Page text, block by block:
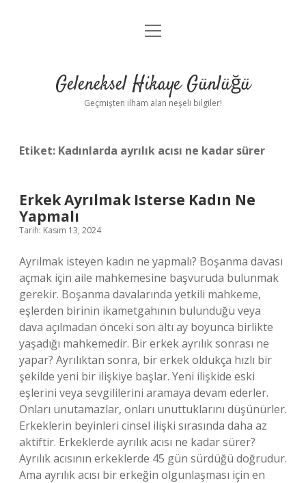
Anasayfa
Yasal Uyarı
menüyü
Geleneksel Hikaye Günlüğü
Geçmişten ilham alan neşeli bilgiler!
Etiket: Kadınlarda ayrılık acısı ne kadar sürer
Erkek Ayrılmak Isterse Kadın Ne
Yapmalı
Tarih: Kasım 13, 2024
Ayrılmak isteyen kadın ne yapmalı? Boşanma davası
açmak için aile mahkemesine başvuruda bulunmak
gerekir. Boşanma davalarında yetkili mahkeme,
eşlerden birinin ikametgahının bulunduğu veya
dava açılmadan önceki son altı ay boyunca birlikte
yaşadığı mahkemedir. Bir erkek ayrılık sonrası ne
yapar? Ayrılıktan sonra, bir erkek oldukça hızlı bir
şekilde yeni bir ilişkiye başlar. Yeni ilişkide eski
eşlerini veya sevgililerini aramaya devam ederler.
Onları unutamazlar, onları unuttuklarını düşünürler.
Erkeklerin beyinleri cinsel ilişki sırasında daha az
aktiftir. Erkeklerde ayrılık acısı ne kadar sürer?
Ayrılık acısının erkeklerde 45 gün sürdüğü doğrudur.
Ama ayrılık acısı bir erkeğin olgunlaşması için en